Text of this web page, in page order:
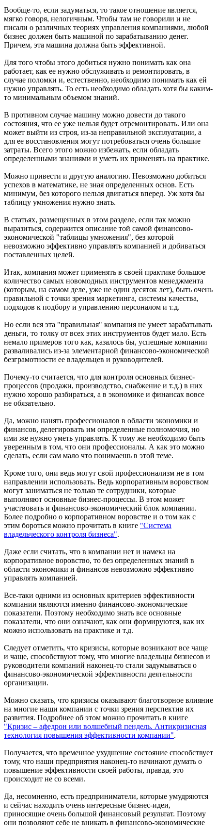
Вообще-то, если задуматься, то такое отношение является,
мягко говоря, нелогичным. Чтобы там не говорили и не
писали о различных теориях управления компаниями, любой
бизнес должен быть машиной по зарабатыванию денег.
Причем, эта машина должна быть эффективной.
Для того чтобы этого добиться нужно понимать как она
работает, как ее нужно обслуживать и ремонтировать, в
случае поломки и, естественно, необходимо понимать как ей
нужно управлять. То есть необходимо обладать хотя бы каким-
то минимальным объемом знаний.
В противном случае машину можно довести до такого
состояния, что ее уже нельзя будет отремонтировать. Или она
может выйти из строя, из-за неправильной эксплуатации, а
для ее восстановления могут потребоваться очень большие
затраты. Всего этого можно избежать, если обладать
определенными знаниями и уметь их применять на практике.
Можно привести и другую аналогию. Невозможно добиться
успехов в математике, не зная определенных основ. Есть
минимум, без которого нельзя двигаться вперед. Уж хотя бы
таблицу умножения нужно знать.
В статьях, размещенных в этом разделе, если так можно
выразиться, содержится описание той самой финансово-
экономической "таблицы умножения", без которой
невозможно эффективно управлять компанией и добиваться
поставленных целей.
Итак, компания может применять в своей практике большое
количество самых новомодных инструментов менеджмента
(которым, на самом деле, уже не один десяток лет), быть очень
правильной с точки зрения маркетинга, системы качества,
подходов к подбору и управлению персоналом и т.д.
Но если вся эта "правильная" компания не умеет зарабатывать
деньги, то толку от всех этих инструментов будет мало. Есть
немало примеров того как, казалось бы, успешные компании
разваливались из-за элементарной финансово-экономической
безграмотности ее владельцев и руководителей.
Почему-то считается, что для контроля основных бизнес-
процессов (продажи, производство, снабжение и т.д.) в них
нужно хорошо разбираться, а в экономике и финансах вовсе
не обязательно.
Да, можно нанять профессионалов в области экономики и
финансов, делегировать им определенные полномочия, но
ими же нужно уметь управлять. К тому же необходимо быть
уверенным в том, что они профессионалы. А как это можно
сделать, если сам мало что понимаешь в этой теме.
Кроме того, они ведь могут свой профессионализм не в том
направлении использовать. Ведь корпоративным воровством
могут заниматься не только те сотрудники, которые
выполняют основные бизнес-процессы. В этом может
участвовать и финансово-экономический блок компании.
Более подробно о корпоративном воровстве и о том как с
этим бороться можно прочитать в книге "Система
владельческого контроля бизнеса".
Даже если считать, что в компании нет и намека на
корпоративное воровство, то без определенных знаний в
области экономики и финансов невозможно эффективно
управлять компанией.
Все-таки одними из основных критериев эффективности
компании являются именно финансово-экономические
показатели. Поэтому необходимо знать все основные
показатели, что они означают, как они формируются, как их
можно использовать на практике и т.д.
Следует отметить, что кризисы, которые возникают все чаще
и чаще, способствуют тому, что многие владельцы бизнесов и
руководители компаний наконец-то стали задумываться о
финансово-экономической эффективности деятельности
организации.
Можно сказать, что кризисы оказывают благотворное влияние
на многие наши компании с точки зрения перспектив их
развития. Подробнее об этом можно прочитать в книге
"Кризис – афедрон или волшебный пендель. Антикризисная
технология повышения эффективности компании".
Получается, что временное ухудшение состояние способствует
тому, что наши предприятия наконец-то начинают думать о
повышение эффективности своей работы, правда, это
происходит не со всеми.
Да, несомненно, есть предприниматели, которые умудряются
и сейчас находить очень интересные бизнес-идеи,
приносящие очень большой финансовый результат. Поэтому
они позволяют себе не вникать в финансово-экономические